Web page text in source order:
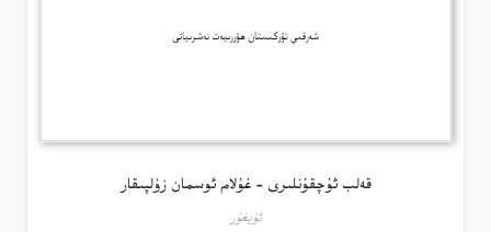
قەلب ئۇچقۇنلىرى – غۇلام ئوسمان زۇلپىقار
ئۇيغۇر